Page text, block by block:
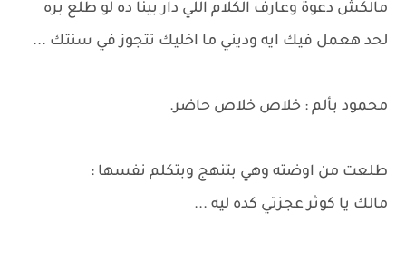
مالكش دعوة وعارف الكلام اللي دار بينا ده لو طلع بره
لحد هعمل فيك ايه وديني ما اخليك تتجوز في سنتك ...
محمود بألم : خلاص خلاص حاضر.
طلعت من اوضته وهي بتنهج وبتكلم نفسها :
مالك يا كوثر عجزتي كده ليه ...